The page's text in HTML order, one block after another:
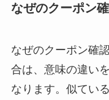
なぜのクーポン
なぜのクーポン確
合は、意味の違い
なります。似てい